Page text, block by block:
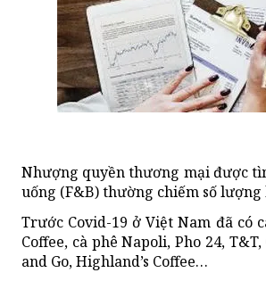
Nhượng quyền thương mại được
uống (F&B) thường chiếm số lượng
Trước Covid-19 ở Việt Nam đã có
Coffee, cà phê Napoli, Pho 24,
and Go, Highland’s Coffee…